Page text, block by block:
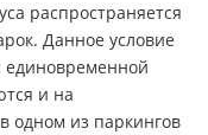
распространяется
Данное условие
единовременной
и на
одном из паркингов